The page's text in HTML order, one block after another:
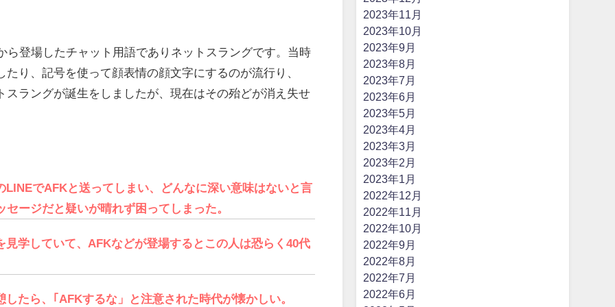
ら登場したチャット用語でありネットスラングです。当時
り、記号を使って顔表情の顔文字にするのが流行り、
スラングが誕生をしましたが、現在はその殆どが消え失せ
LINEでAFKと送ってしまい、どんなに深い意味はないと言
ージだと疑いが晴れず困ってしまった。
見学していて、AFKなどが登場するとこの人は恐らく40代
したら、｢AFKするな」と注意された時代が懐かしい。
2023年11月
2023年10月
2023年9月
2023年8月
2023年7月
2023年6月
2023年5月
2023年4月
2023年3月
2023年2月
2023年1月
2022年12月
2022年11月
2022年10月
2022年9月
2022年8月
2022年7月
2022年6月